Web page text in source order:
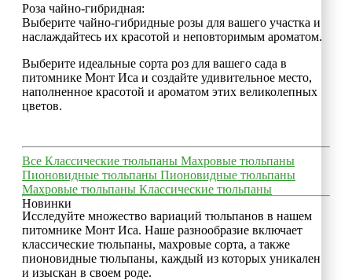
Роза чайно-гибридная:
Выберите чайно-гибридные розы для вашего участка и
наслаждайтесь их красотой и неповторимым ароматом.
Выберите идеальные сорта роз для вашего сада в
питомнике Монт Иса и создайте удивительное место,
наполненное красотой и ароматом этих великолепных
цветов.
Все Классические тюльпаны Махровые тюльпаны
Пионовидные тюльпаны Пионовидные тюльпаны
Махровые тюльпаны Классические тюльпаны
Новинки
Исследуйте множество вариаций тюльпанов в нашем
питомнике Монт Иса. Наше разнообразие включает
классические тюльпаны, махровые сорта, а также
пионовидные тюльпаны, каждый из которых уникален
и изыскан в своем роде.